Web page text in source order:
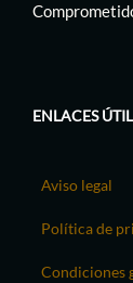
ENLACES
Aviso legal
Política de
Condiciones